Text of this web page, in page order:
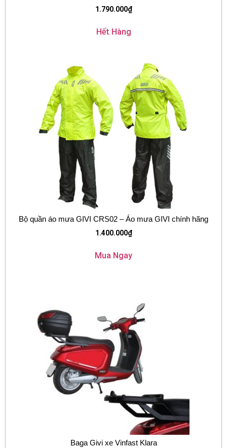
1.790.000₫
Hết Hàng
Bộ quần áo mưa GIVI CRS02 – Áo mưa GIVI chính hãng
1.400.000₫
Mua Ngay
Baga Givi xe Vinfast Klara